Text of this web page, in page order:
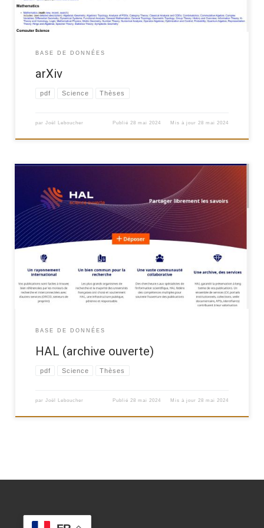
BASE DE DONNÉES
arXiv
pdf Science Thèses
par Joël Leboucher Publié28 mai 2024 Mis à jour28 mai 2024
HAL (HyperArticles en Ligne) est une plateforme en ligne développée
en 2001 par le Centre pour la communication scientifique directe
(CCSD) du CNRS. Elle vise à faciliter le dépôt et la diffusion d’articles
scientifiques, de thèses et de rapports techniques. Les publications
sont accessibles gratuitement, bien que leur utilisation puisse […]
BASE DE DONNÉES
HAL (archive ouverte)
pdf Science Thèses
par Joël Leboucher Publié 28 mai 2024 Mis à jour 28 mai 2024